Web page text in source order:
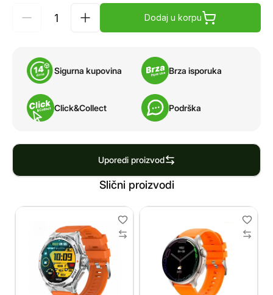
Dodaj u korpu
Sigurna kupovina Brza isporuka
Click&Collect Podrška
Uporedi proizvod
Slični proizvodi